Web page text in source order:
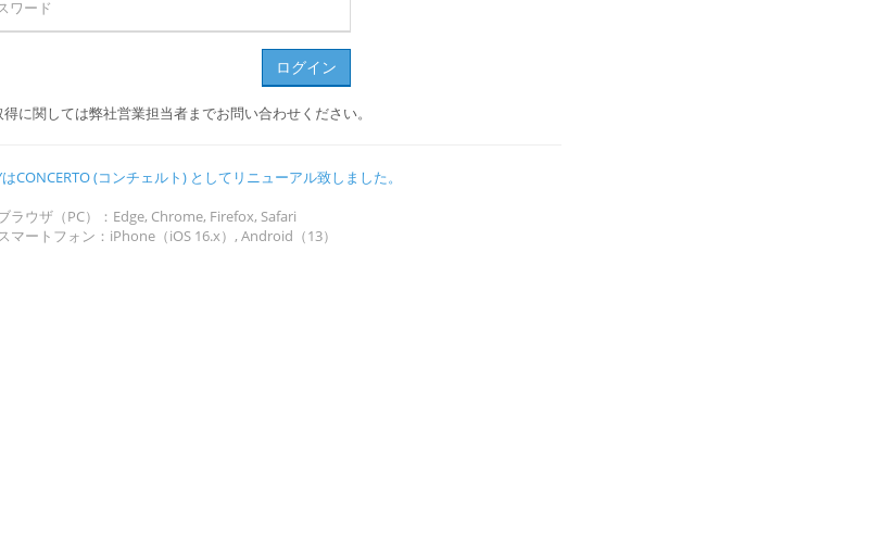
ログイン
得に関しては弊社営業担当者までお問い合わせください。
CONCERTO (コンチェルト) としてリニューアル致しました。
ラウザ（PC）：Edge, Chrome, Firefox, Safari
マートフォン：iPhone（iOS 16.x）, Android（13）